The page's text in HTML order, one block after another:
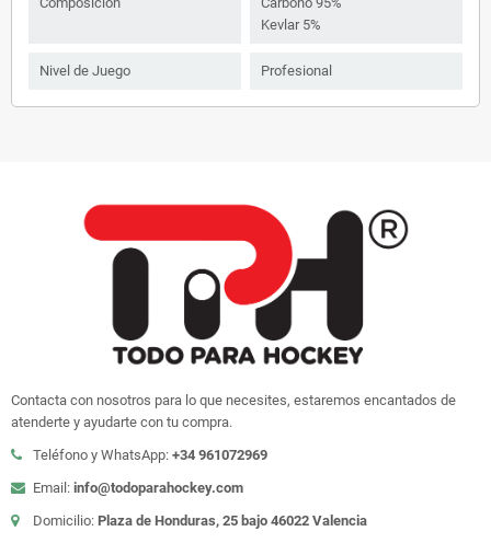
Kevlar 5%
Nivel de Juego Profesional
Contacta con nosotros para lo que necesites, estaremos encantados de
atenderte y ayudarte con tu compra.
Teléfono y WhatsApp: +34 961072969
Email: info@todoparahockey.com
Domicilio: Plaza de Honduras, 25 bajo 46022 Valencia